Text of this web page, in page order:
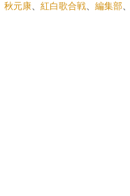
秋元康、 紅白歌合戦、 編集部、